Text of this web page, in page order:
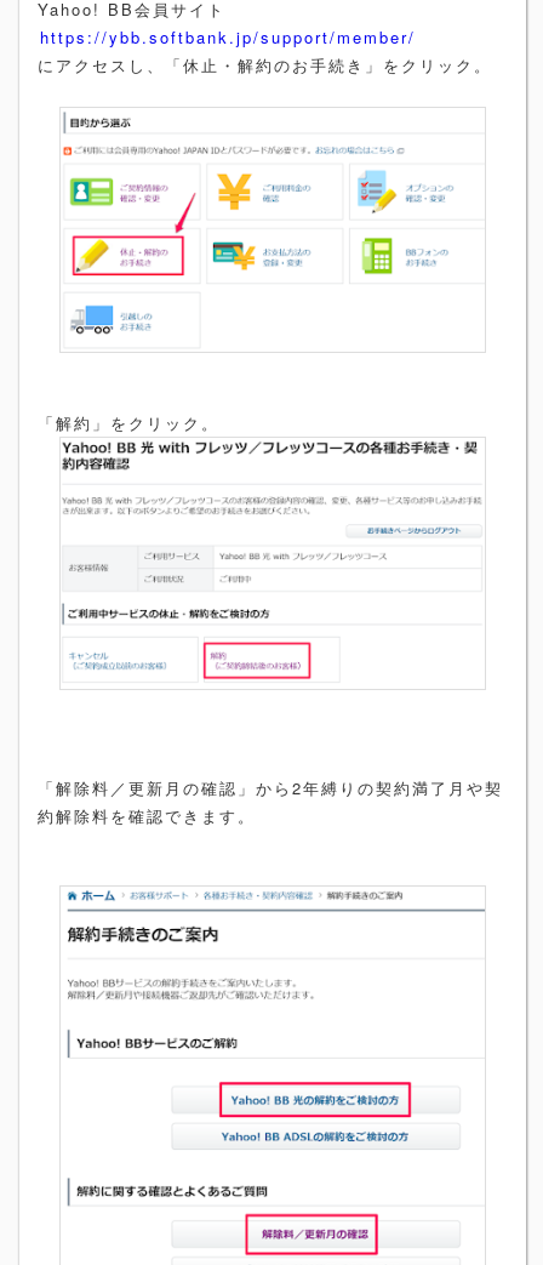
Yahoo! BB会員サイト
https://ybb.softbank.jp/support/member/
にアクセスし、「休止・解約のお手続き」をクリック。
「解約」をクリック。
「解除料／更新月の確認」から2年縛りの契約満了月や契
約解除料を確認できます。